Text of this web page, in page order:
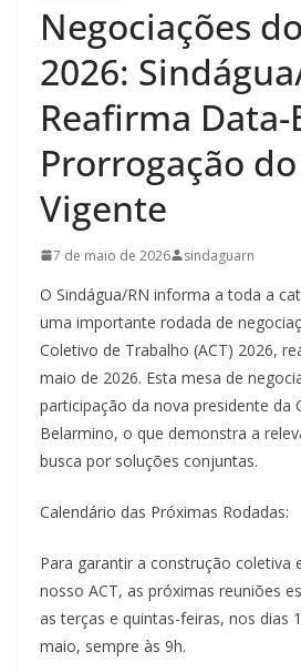
Negociações
2026:
Reafirma Data-
Prorrogação
Vigente
7 de maio de 2026 sindaguarn
O Sindágua/RN informa a toda a
uma importante rodada de
Coletivo de Trabalho (ACT) 2026,
maio de 2026. Esta mesa de
participação da nova presidente da
Belarmino, o que demonstra a
busca por soluções conjuntas.
Calendário das Próximas Rodadas:
Para garantir a construção coletiva
nosso ACT, as próximas reuniões
as terças e quintas-feiras, nos dias
maio, sempre às 9h.